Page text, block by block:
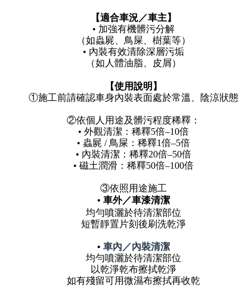
【適合車況／車主】
• 加強有機髒污分解
（如蟲屍、鳥屎、樹葉等）
• 內裝有效清除深層污垢
（如人體油脂、皮屑）
【使用說明】
①施工前請確認車身內裝表面處於常溫、陰涼狀態
②依個人用途及髒污程度稀釋：
• 外觀清潔：稀釋5倍–10倍
• 蟲屍 / 鳥屎：稀釋1倍–5倍
• 內裝清潔：稀釋20倍–50倍
• 磁土潤滑：稀釋50倍–100倍
③依照用途施工
• 車外／車漆清潔
均勻噴灑於待清潔部位
短暫靜置片刻後刷洗乾淨
• 車內／內裝清潔
均勻噴灑於待清潔部位
以乾淨乾布擦拭乾淨
如有殘留可用微濕布擦拭再收乾